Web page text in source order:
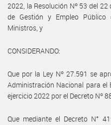
2022, la Resolución Nº 53 del
de Gestión y Empleo
Ministros, y
CONSIDERANDO:
Que por la Ley Nº 27.591 se
Administración Nacional para el
ejercicio 2022 por el Decreto Nº
Que mediante el Decreto N°